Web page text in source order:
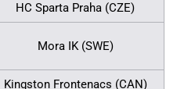
HC Sparta Praha (CZE)
Mora IK (SWE)
Kingston Frontenacs (CAN)